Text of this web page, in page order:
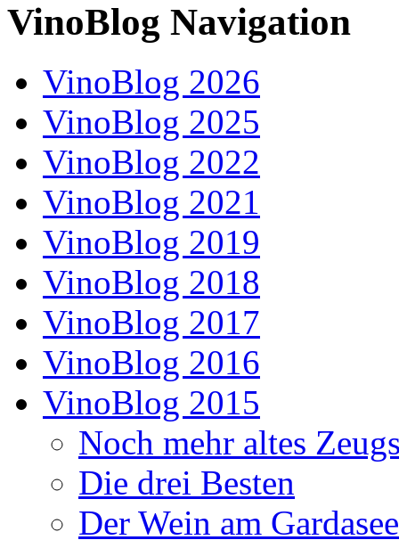
VinoBlog Navigation
VinoBlog 2026
VinoBlog 2025
VinoBlog 2022
VinoBlog 2021
VinoBlog 2019
VinoBlog 2018
VinoBlog 2017
VinoBlog 2016
VinoBlog 2015
Noch mehr altes
Die drei Besten
Der Wein am Gardasee